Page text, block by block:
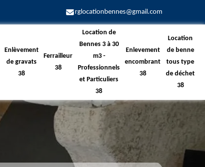
rglocationbennes@gmail.com
Enlèvement
de gravats
38
Ferrailleur
38
Location de
Bennes 3 à 30
m3 -
Professionnels
et Particuliers
38
Enlevement
encombrant
38
Location
de benne
tous type
de déchet
38